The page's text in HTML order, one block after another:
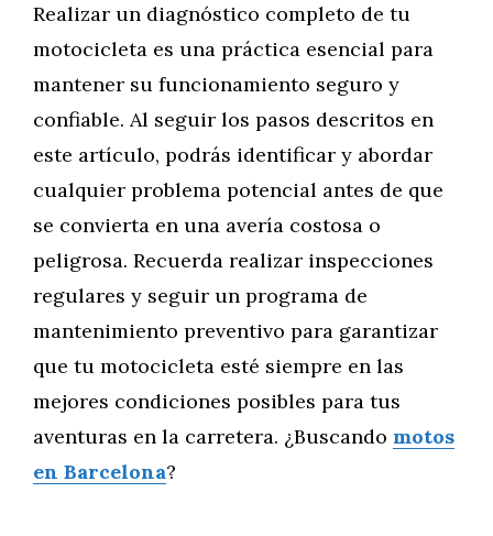
Realizar un diagnóstico completo de tu
motocicleta es una práctica esencial para
mantener su funcionamiento seguro y
confiable. Al seguir los pasos descritos en
este artículo, podrás identificar y abordar
cualquier problema potencial antes de que
se convierta en una avería costosa o
peligrosa. Recuerda realizar inspecciones
regulares y seguir un programa de
mantenimiento preventivo para garantizar
que tu motocicleta esté siempre en las
mejores condiciones posibles para tus
aventuras en la carretera. ¿Buscando motos
en Barcelona?